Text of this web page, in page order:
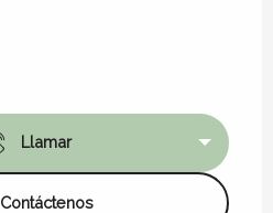
Llamar
Contáctenos